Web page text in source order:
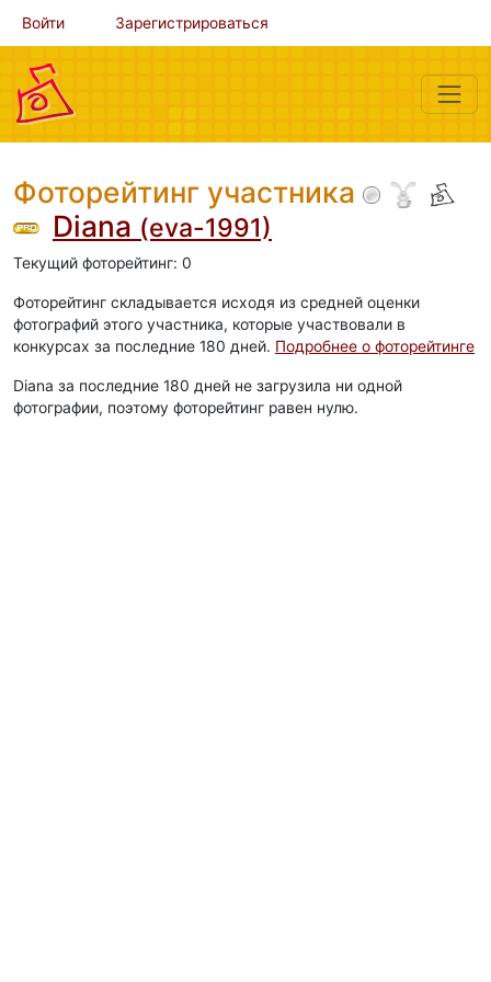
Войти Зарегистрироваться
Фоторейтинг участника
Diana (eva-1991)
Текущий фоторейтинг: 0
Фоторейтинг складывается исходя из средней оценки
фотографий этого участника, которые участвовали в
конкурсах за последние 180 дней. Подробнее о фоторейтинге
Diana за последние 180 дней не загрузила ни одной
фотографии, поэтому фоторейтинг равен нулю.